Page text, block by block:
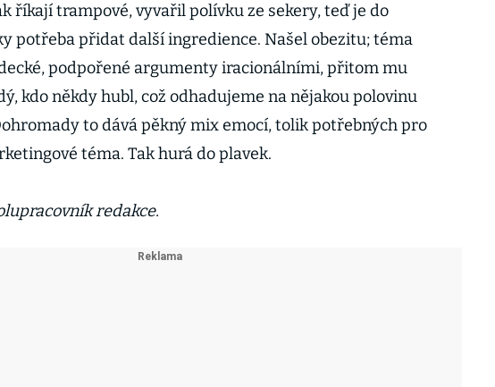
říkají trampové, vyvařil polívku ze sekery, teď je do
potřeba přidat další ingredience. Našel obezitu; téma
podpořené argumenty iracionálními, přitom mu
kdo někdy hubl, což odhadujeme na nějakou polovinu
to dává pěkný mix emocí, tolik potřebných pro
téma. Tak hurá do plavek.
redakce.